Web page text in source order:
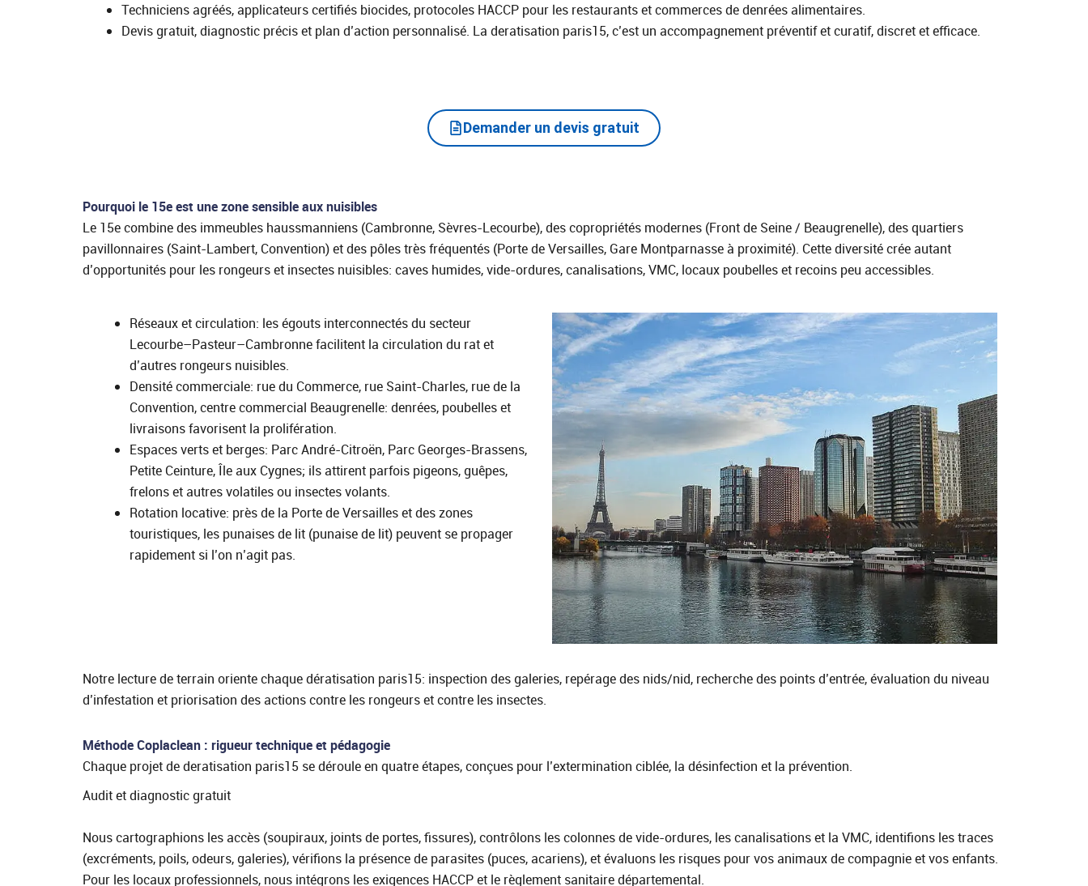
Techniciens agréés, applicateurs certifiés biocides, protocoles HACCP pour les restaurants et commerces de denrées alimentaires.
Devis gratuit, diagnostic précis et plan d’action personnalisé. La deratisation paris15, c’est un accompagnement préventif et curatif, discret et efficace.
Demander un devis gratuit
Pourquoi le 15e est une zone sensible aux nuisibles
Le 15e combine des immeubles haussmanniens (Cambronne, Sèvres‑Lecourbe), des copropriétés modernes (Front de Seine / Beaugrenelle), des quartiers
pavillonnaires (Saint‑Lambert, Convention) et des pôles très fréquentés (Porte de Versailles, Gare Montparnasse à proximité). Cette diversité crée autant
d’opportunités pour les rongeurs et insectes nuisibles: caves humides, vide‑ordures, canalisations, VMC, locaux poubelles et recoins peu accessibles.
Réseaux et circulation: les égouts interconnectés du secteur
Lecourbe–Pasteur–Cambronne facilitent la circulation du rat et
d’autres rongeurs nuisibles.
Densité commerciale: rue du Commerce, rue Saint‑Charles, rue de la
Convention, centre commercial Beaugrenelle: denrées, poubelles et
livraisons favorisent la prolifération.
Espaces verts et berges: Parc André‑Citroën, Parc Georges‑Brassens,
Petite Ceinture, Île aux Cygnes; ils attirent parfois pigeons, guêpes,
frelons et autres volatiles ou insectes volants.
Rotation locative: près de la Porte de Versailles et des zones
touristiques, les punaises de lit (punaise de lit) peuvent se propager
rapidement si l’on n’agit pas.
Notre lecture de terrain oriente chaque dératisation paris15: inspection des galeries, repérage des nids/nid, recherche des points d’entrée, évaluation du niveau
d’infestation et priorisation des actions contre les rongeurs et contre les insectes.
Méthode Coplaclean : rigueur technique et pédagogie
Chaque projet de deratisation paris15 se déroule en quatre étapes, conçues pour l’extermination ciblée, la désinfection et la prévention.
Audit et diagnostic gratuit
Nous cartographions les accès (soupiraux, joints de portes, fissures), contrôlons les colonnes de vide‑ordures, les canalisations et la VMC, identifions les traces
(excréments, poils, odeurs, galeries), vérifions la présence de parasites (puces, acariens), et évaluons les risques pour vos animaux de compagnie et vos enfants.
Pour les locaux professionnels, nous intégrons les exigences HACCP et le règlement sanitaire départemental.